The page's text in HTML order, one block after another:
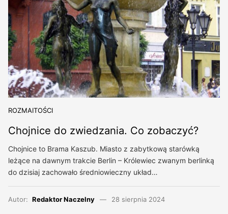
ROZMAITOŚCI
Chojnice do zwiedzania. Co zobaczyć?
Chojnice to Brama Kaszub. Miasto z zabytkową starówką
leżące na dawnym trakcie Berlin – Królewiec zwanym berlinką
do dzisiaj zachowało średniowieczny układ…
Autor: Redaktor Naczelny 28 sierpnia 2024